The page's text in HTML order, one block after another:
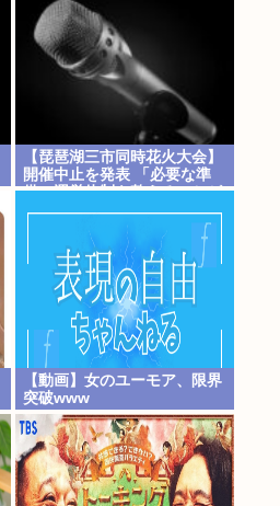
【琵琶湖三市同時花火大会】
開催中止を発表 「必要な準
備・運営体制を整えることが
困難」 22日の開催予定…3市
【動画】女のユーモア、限界
突破www